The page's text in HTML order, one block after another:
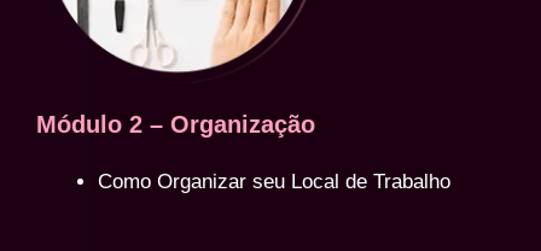
Módulo 2 – Organização
Como Organizar seu Local de Trabalho